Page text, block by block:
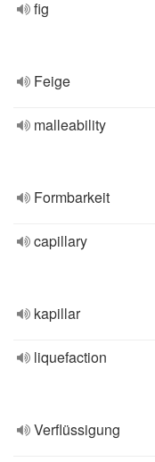
fig
Feige
malleability
Formbarkeit
capillary
kapillar
liquefaction
Verflüssigung